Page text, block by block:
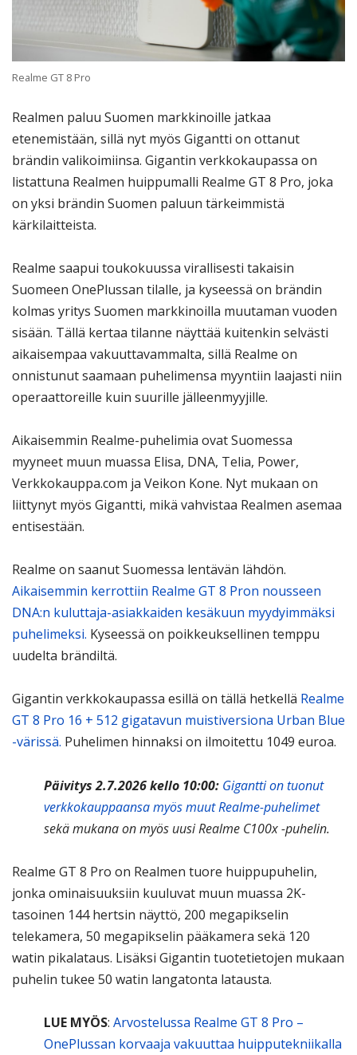
Realme GT 8 Pro
Realmen paluu Suomen markkinoille jatkaa
etenemistään, sillä nyt myös Gigantti on ottanut
brändin valikoimiinsa. Gigantin verkkokaupassa on
listattuna Realmen huippumalli Realme GT 8 Pro, joka
on yksi brändin Suomen paluun tärkeimmistä
kärkilaitteista.
Realme saapui toukokuussa virallisesti takaisin
Suomeen OnePlussan tilalle, ja kyseessä on brändin
kolmas yritys Suomen markkinoilla muutaman vuoden
sisään. Tällä kertaa tilanne näyttää kuitenkin selvästi
aikaisempaa vakuuttavammalta, sillä Realme on
onnistunut saamaan puhelimensa myyntiin laajasti niin
operaattoreille kuin suurille jälleenmyyjille.
Aikaisemmin Realme-puhelimia ovat Suomessa
myyneet muun muassa Elisa, DNA, Telia, Power,
Verkkokauppa.com ja Veikon Kone. Nyt mukaan on
liittynyt myös Gigantti, mikä vahvistaa Realmen asemaa
entisestään.
Realme on saanut Suomessa lentävän lähdön.
Aikaisemmin kerrottiin Realme GT 8 Pron nousseen
DNA:n kuluttaja-asiakkaiden kesäkuun myydyimmäksi
puhelimeksi. Kyseessä on poikkeuksellinen temppu
uudelta brändiltä.
Gigantin verkkokaupassa esillä on tällä hetkellä Realme
GT 8 Pro 16 + 512 gigatavun muistiversiona Urban Blue
-värissä. Puhelimen hinnaksi on ilmoitettu 1049 euroa.
Päivitys 2.7.2026 kello 10:00: Gigantti on tuonut
verkkokauppaansa myös muut Realme-puhelimet
sekä mukana on myös uusi Realme C100x -puhelin.
Realme GT 8 Pro on Realmen tuore huippupuhelin,
jonka ominaisuuksiin kuuluvat muun muassa 2K-
tasoinen 144 hertsin näyttö, 200 megapikselin
telekamera, 50 megapikselin pääkamera sekä 120
watin pikalataus. Lisäksi Gigantin tuotetietojen mukaan
puhelin tukee 50 watin langatonta latausta.
LUE MYÖS: Arvostelussa Realme GT 8 Pro –
OnePlussan korvaaja vakuuttaa huipputekniikalla